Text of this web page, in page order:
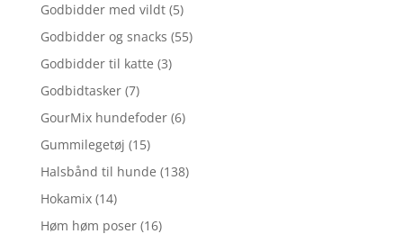
Godbidder med vildt (5)
Godbidder og snacks (55)
Godbidder til katte (3)
Godbidtasker (7)
GourMix hundefoder (6)
Gummilegetøj (15)
Halsbånd til hunde (138)
Hokamix (14)
Høm høm poser (16)